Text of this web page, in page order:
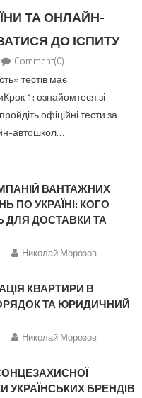
ТА ОНЛАЙН-
ДО ІСПИТУ
Comment(0)
тестів має
1: ознайомтеся зі
офіційні тести за
автошкол…
ВАНТАЖНИХ
ПО УКРАЇНІ: КОГО
ДОСТАВКИ ТА
Николай Морозов
КВАРТИРИ В
ТА ЮРИДИЧНИЙ
Николай Морозов
УКРАЇНСЬКИХ БРЕНДІВ